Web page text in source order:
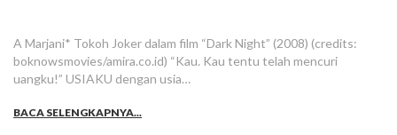
A Marjani* Tokoh Joker dalam film “Dark Night” (2008) (credits:
boknowsmovies/amira.co.id) “Kau. Kau tentu telah mencuri
uangku!” USIAKU dengan usia…
BACA SELENGKAPNYA...